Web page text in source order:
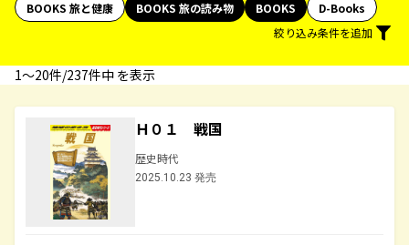
BOOKS 旅と健康
BOOKS 旅の読み物 BOOKS
D-Books
絞り込み条件を追加
1〜20件/237件中 を表示
Ｈ０１ 戦国
歴史時代
2025.10.23 発売